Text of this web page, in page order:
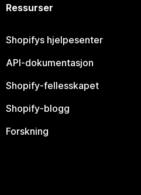
Ressurser
Shopifys hjelpesenter
API-dokumentasjon
Shopify-fellesskapet
Shopify-blogg
Forskning